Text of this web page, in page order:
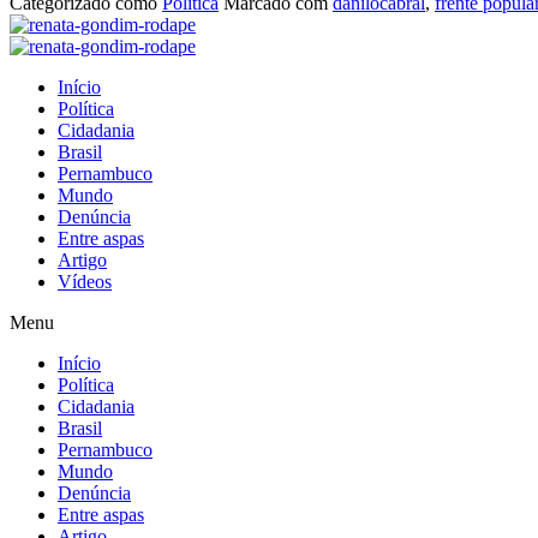
Início
Política
Cidadania
Brasil
Pernambuco
Mundo
Denúncia
Entre aspas
Artigo
Vídeos
Menu
Início
Política
Cidadania
Brasil
Pernambuco
Mundo
Denúncia
Entre aspas